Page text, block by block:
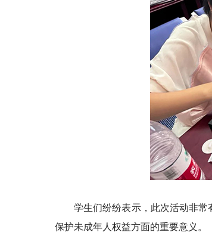
学生们纷纷表示，此次活动非
保护未成年人权益方面的重要意义。